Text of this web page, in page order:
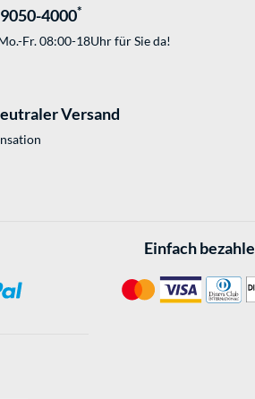
4000*
Fr. 08:00-18Uhr für Sie da!
Versand
Einfach